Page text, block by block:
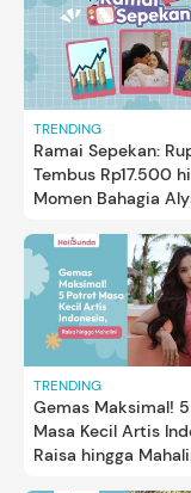
TRENDING
Ramai Sepekan:
Tembus Rp17.500
Momen Bahagia
TRENDING
Gemas Maksimal!
Masa Kecil Artis
Raisa hingga